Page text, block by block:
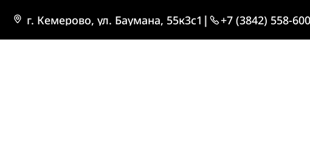
г. Кемерово, ул. Баумана, 55к3с1 | +7 (3842) 558-600